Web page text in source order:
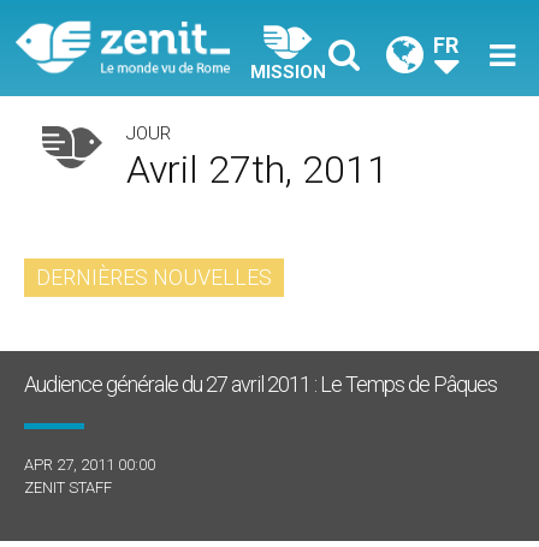
MISSION
FR
JOUR
Avril 27th, 2011
DERNIÈRES NOUVELLES
Audience générale du 27 avril 2011 : Le Temps de Pâques
APR 27, 2011 00:00
ZENIT STAFF